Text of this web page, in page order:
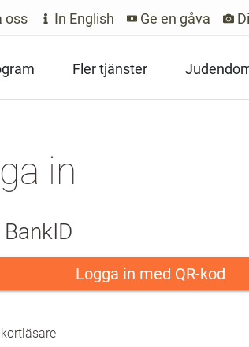
oss In English Ge en gåva
Fler tjänster
in
Logga in med QR-kod